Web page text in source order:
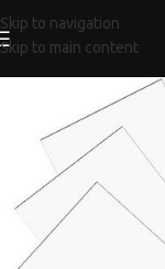
Skip to navigation
Skip to main content